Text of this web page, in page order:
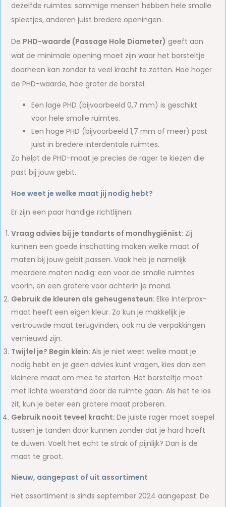
dezelfde ruimtes: sommige mensen hebben hele smalle
spleetjes, anderen juist bredere openingen.
De PHD-waarde (Passage Hole Diameter) geeft aan
wat de minimale opening moet zijn waar het borsteltje
doorheen kan zonder te veel kracht te zetten. Hoe hoger
de PHD-waarde, hoe groter de borstel.
Een lage PHD (bijvoorbeeld 0,7 mm) is geschikt
voor hele smalle ruimtes.
Een hoge PHD (bijvoorbeeld 1,7 mm of meer) past
juist in bredere interdentale ruimtes.
Zo helpt de PHD-maat je precies de rager te kiezen die
past bij jouw gebit.
Hoe weet je welke maat jij nodig hebt?
Er zijn een paar handige richtlijnen:
Vraag advies bij je tandarts of mondhygiënist: Zij
kunnen een goede inschatting maken welke maat of
maten bij jouw gebit passen. Vaak heb je namelijk
meerdere maten nodig: een voor de smalle ruimtes
voorin, en een grotere voor achterin je mond.
Gebruik de kleuren als geheugensteun:Elke Interprox-
maat heeft een eigen kleur. Zo kun je makkelijk je
vertrouwde maat terugvinden, ook nu de verpakkingen
vernieuwd zijn.
Twijfel je? Begin klein:Als je niet weet welke maat je
nodig hebt en je geen advies kunt vragen, kies dan een
kleinere maat om mee te starten. Het borsteltje moet
met lichte weerstand door de ruimte gaan. Als het te los
zit, kun je beter een grotere maat proberen.
Gebruik nooit teveel kracht:De juiste rager moet soepel
tussen je tanden door kunnen zonder dat je hard hoeft
te duwen. Voelt het echt te strak of pijnlijk? Dan is de
maat te groot.
Nieuw, aangepast of uit assortiment
Het assortiment is sinds september 2024 aangepast. De